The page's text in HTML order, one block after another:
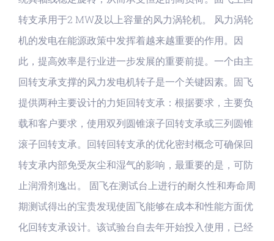
转支承用于2 MW及以上容量的风力涡轮机。 风力涡轮
机的发电在能源政策中发挥着越来越重要的作用。因
此，提高效率是行业进一步发展的重要前提。一个由主
回转支承支撑的风力发电机转子是一个关键因素。固飞
提供两种主要设计的力矩回转支承：根据要求，主要负
载和客户要求，使用双列圆锥滚子回转支承或三列圆锥
滚子回转支承。回转回转支承的优化密封概念可确保回
转支承内部免受灰尘和湿气的影响，最重要的是，可防
止润滑剂逸出。 固飞在测试台上进行的耐久性和寿命周
期测试得出的宝贵发现使固飞能够在成本和性能方面优
化回转支承设计。该试验台自去年开始投入使用，已经